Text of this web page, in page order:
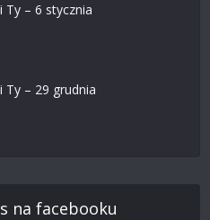
Ty – 6 stycznia
Ty – 29 grudnia
na facebooku